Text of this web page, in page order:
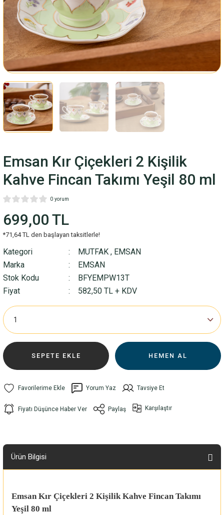
Emsan Kır Çiçekleri 2 Kişilik
Kahve Fincan Takımı Yeşil 80 ml
0 yorum
699,00 TL
*71,64 TL den başlayan taksitlerle!
Kategori MUTFAK , EMSAN
Marka
EMSAN
Stok Kodu
BFYEMPW13T
Fiyat
582,50 TL + KDV
SEPETE EKLE HEMEN AL
Yorum Yaz Tavsiye Et
Fiyatı Düşünce Haber Ver Paylaş Karşılaştır
Ürün Bilgisi
Emsan Kır Çiçekleri 2 Kişilik Kahve Fincan Takımı
Yeşil 80 ml
Fincan Takımı